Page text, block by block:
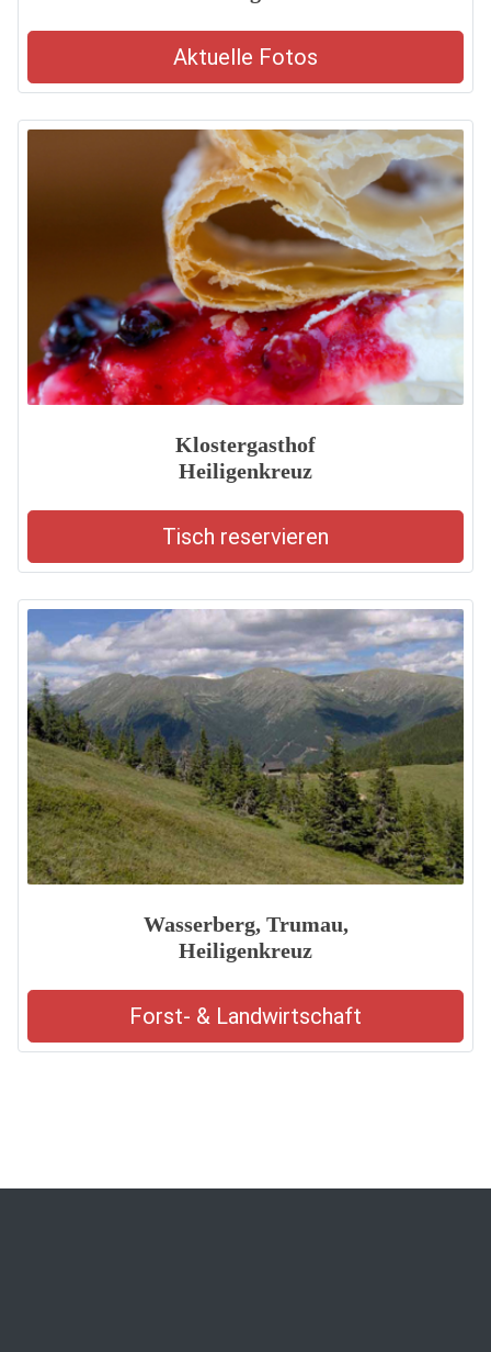
Aktuelle Fotos
Klostergasthof
Heiligenkreuz
Tisch reservieren
Wasserberg, Trumau,
Heiligenkreuz
Forst- & Landwirtschaft